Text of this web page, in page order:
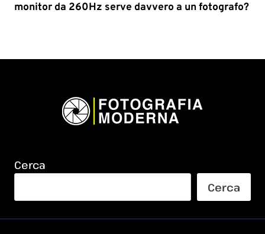
monitor da 260Hz serve davvero a un fotografo?
Cerca
Cerca